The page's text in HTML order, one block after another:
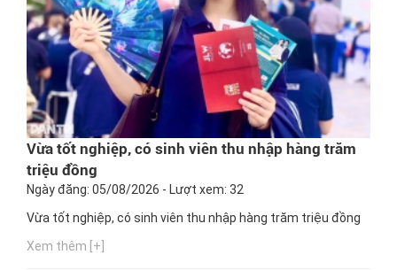
Vừa tốt nghiệp, có sinh viên thu nhập hàng trăm
triệu đồng
Ngày đăng: 05/08/2026 - Lượt xem: 32
Vừa tốt nghiệp, có sinh viên thu nhập hàng trăm triệu đồng
Xem thêm [+]